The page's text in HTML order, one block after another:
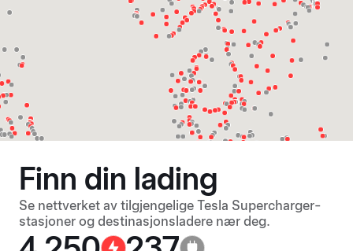
Finn din lading
Se nettverket av tilgjengelige Tesla Supercharger-
stasjoner og destinasjonsladere nær deg.